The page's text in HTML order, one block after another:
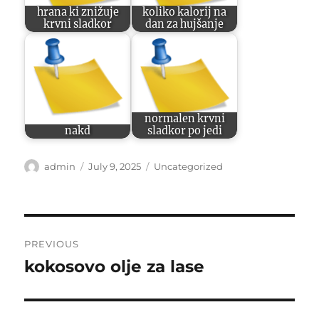
hrana ki znižuje
krvni sladkor
koliko kalorij na
dan za hujšanje
nakd
normalen krvni
sladkor po jedi
Author
admin
Posted
July 9, 2025 Categories
Uncategorized
navigation
PREVIOUS
Previous
kokosovo olje za lase